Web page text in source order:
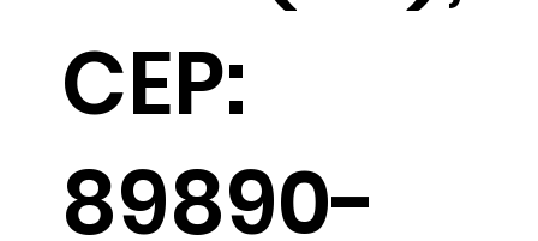
CEP:
89890-